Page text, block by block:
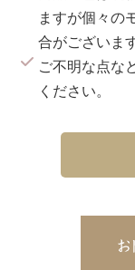
ますが個々の
合がございま
ご不明な点な
ください。